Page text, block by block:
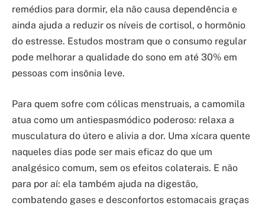
remédios para dormir, ela não causa dependência e
ainda ajuda a reduzir os níveis de cortisol, o hormônio
do estresse. Estudos mostram que o consumo regular
pode melhorar a qualidade do sono em até 30% em
pessoas com insônia leve.
Para quem sofre com cólicas menstruais, a camomila
atua como um antiespasmódico poderoso: relaxa a
musculatura do útero e alivia a dor. Uma xícara quente
naqueles dias pode ser mais eficaz do que um
analgésico comum, sem os efeitos colaterais. E não
para por aí: ela também ajuda na digestão,
combatendo gases e desconfortos estomacais graças